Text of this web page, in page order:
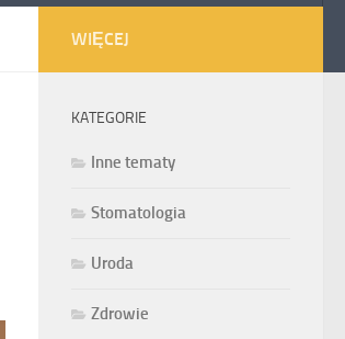
WIĘCEJ
KATEGORIE
Inne tematy
Stomatologia
Uroda
Zdrowie